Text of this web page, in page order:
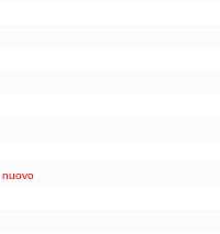
nuovo